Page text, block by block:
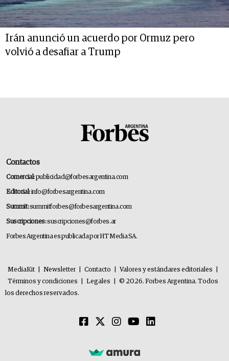
Irán anunció un acuerdo por Ormuz pero
volvió a desafiar a Trump
Contactos
Comercial:publicidad@forbesargentina.com
Editorial:info@forbesargentina.com
Summit:summitforbes@forbesargentina.com
Suscripciones:suscripciones@forbes.ar
Forbes Argentina es publicada por HT Media SA.
MediaKit Newsletter Contacto Valores y estándares editoriales
Términos y condiciones
Legales
© 2026. Forbes Argentina. Todos
los derechos reservados.